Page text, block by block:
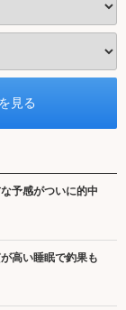
予感がついに的中
高い睡眠で釣果も